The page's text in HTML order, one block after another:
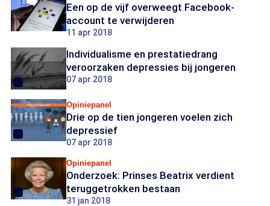
Een op de vijf overweegt Facebook-
account te verwijderen
11 apr 2018
Individualisme en prestatiedrang
veroorzaken depressies bij jongeren
07 apr 2018
Opiniepanel
Drie op de tien jongeren voelen zich
depressief
07 apr 2018
Opiniepanel
Onderzoek: Prinses Beatrix verdient
teruggetrokken bestaan
31 jan 2018